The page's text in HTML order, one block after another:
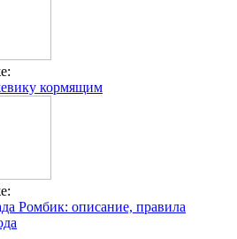
кормящим
Ромбик: описание, правила